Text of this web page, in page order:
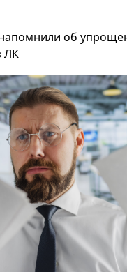
об
ЛК